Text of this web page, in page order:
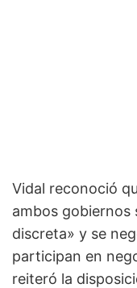
Vidal reconoció
ambos gobiernos
discreta» y se
participan en
reiteró la